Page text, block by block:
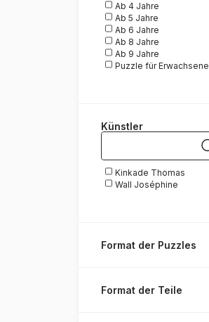
Ab 4 Jahre
Ab 5 Jahre
Ab 6 Jahre
Ab 8 Jahre
Ab 9 Jahre
Puzzle für Erwachsene
Künstler
Kinkade Thomas
Wall Joséphine
Format der Puzzles
Format der Teile